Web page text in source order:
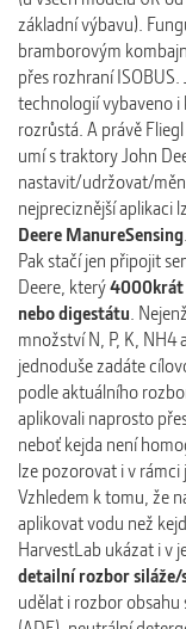
základní výbavu).
bramborovým
přes rozhraní
technologií vybaveno i
rozrůstá. A právě
umí s traktory John
nastavit/udržovat/
nejpreciznější aplikaci
Deere ManureSensing.
Pak stačí jen připojit
Deere, který4000krát
nebo digestátu.
množství N, P, K,
jednoduše zadáte
podle aktuálního
aplikovali naprosto
neboť kejda není
lze pozorovat i v rámci
Vzhledem k tomu, že
aplikovat vodu než
HarvestLab ukázat i v
detailní rozbor siláže/
udělat i rozbor